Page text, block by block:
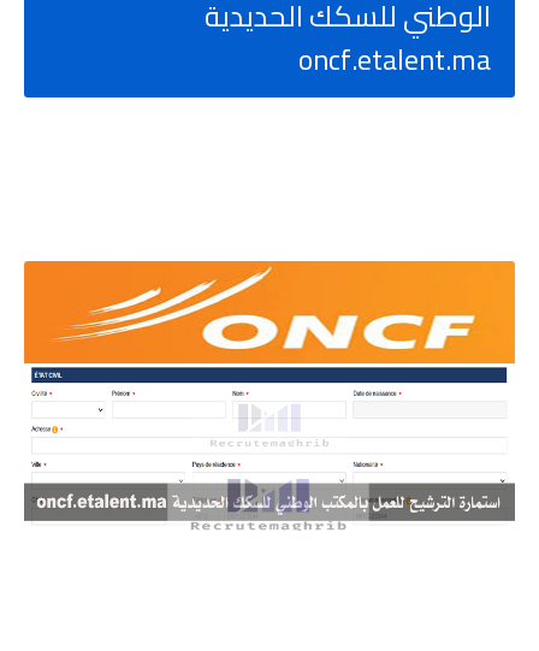
الوطني للسكك الحديدية
oncf.etalent.ma